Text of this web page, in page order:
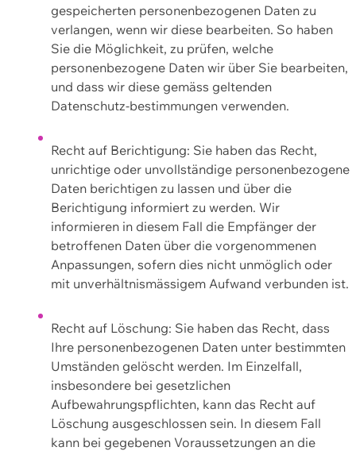
gespeicherten personenbezogenen Daten zu
verlangen, wenn wir diese bearbeiten. So haben
Sie die Möglichkeit, zu prüfen, welche
personenbezogene Daten wir über Sie bearbeiten,
und dass wir diese gemäss geltenden
Datenschutz-bestimmungen verwenden.
Recht auf Berichtigung: Sie haben das Recht,
unrichtige oder unvollständige personenbezogene
Daten berichtigen zu lassen und über die
Berichtigung informiert zu werden. Wir
informieren in diesem Fall die Empfänger der
betroffenen Daten über die vorgenommenen
Anpassungen, sofern dies nicht unmöglich oder
mit unverhältnismässigem Aufwand verbunden ist.
Recht auf Löschung: Sie haben das Recht, dass
Ihre personenbezogenen Daten unter bestimmten
Umständen gelöscht werden. Im Einzelfall,
insbesondere bei gesetzlichen
Aufbewahrungspflichten, kann das Recht auf
Löschung ausgeschlossen sein. In diesem Fall
kann bei gegebenen Voraussetzungen an die